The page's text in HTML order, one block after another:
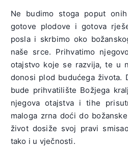
Ne budimo stoga poput
gotove plodove i gotova
posla i skrbimo oko
naše srce. Prihvatimo
otajstvo koje se razvija, te u
donosi plod budućega života.
bude prihvatilište Božjega
njegova otajstva i tihe
maloga zrna doći do
život dosiže svoj pravi
tako i u vječnosti.